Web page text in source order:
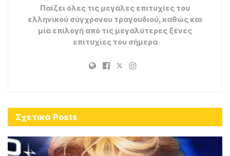
Παίζει όλες τις μεγάλες επιτυχίες του
ελληνικού σύγχρονου τραγουδιού, καθώς και
μία επιλογή από τις μεγαλύτερες ξένες
επιτυχίες του σήμερα
Σχετικά Posts